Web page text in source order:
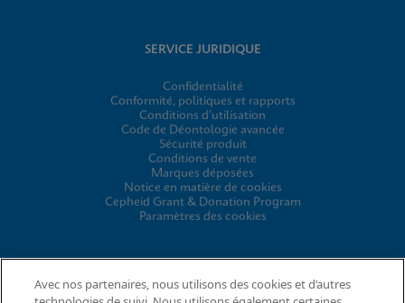
SERVICE JURIDIQUE
Confidentialité
Conformité, politiques et rapports
Conditions d’utilisation
Code de Déontologie avancée
Sécurité produit
Conditions de vente
Marques déposées
Notice en matière de cookies
Cepheid Grant & Donation Program
Paramètres des cookies
Avec nos partenaires, nous utilisons des cookies et d’autres